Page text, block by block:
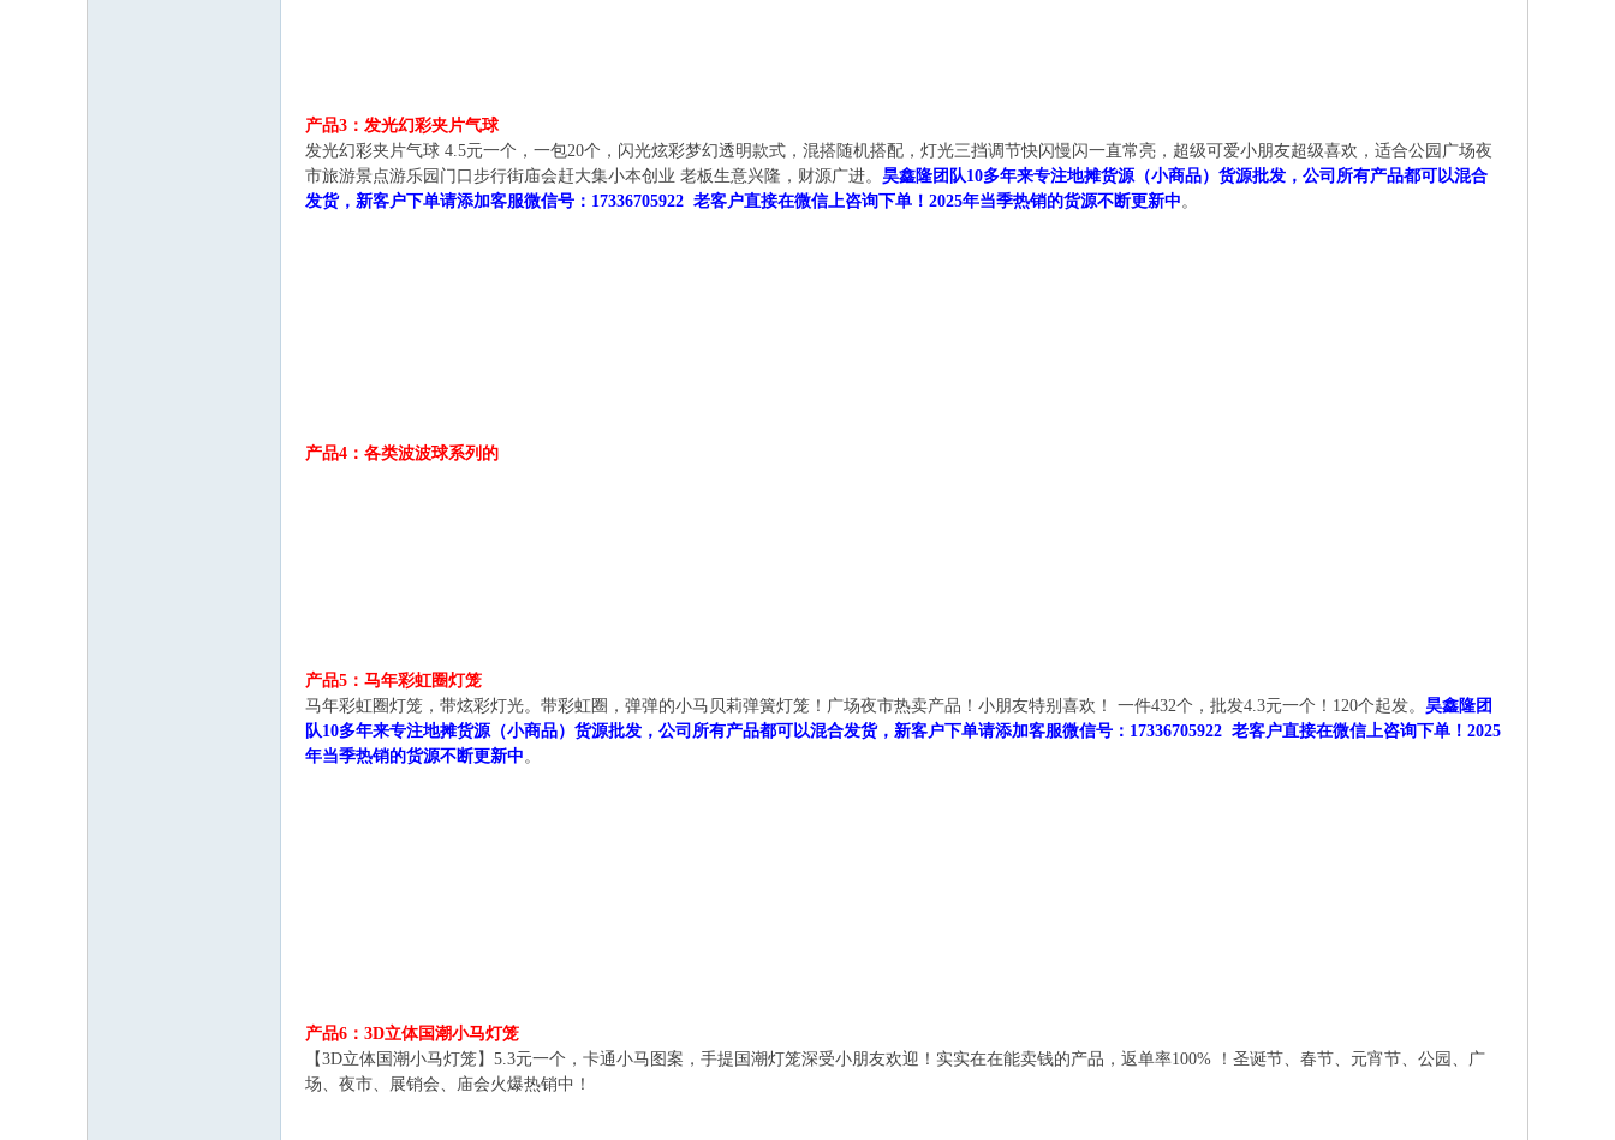
产品3：发光幻彩夹片气球
发光幻彩夹片气球 4.5元一个，一包20个，闪光炫彩梦幻透明款式，混搭随机搭配，灯光三挡调节快闪慢闪一直常亮，超级可爱小朋友超级喜欢，适合公园广场夜
市旅游景点游乐园门口步行街庙会赶大集小本创业 老板生意兴隆，财源广进。 昊鑫隆团队10多年来专注地摊货源（小商品）货源批发，公司所有产品都可以混合
发货，新客户下单请添加客服微信号：17336705922 老客户直接在微信上咨询下单！2025年当季热销的货源不断更新中。
产品4：各类波波球系列的
产品5：马年彩虹圈灯笼
马年彩虹圈灯笼，带炫彩灯光。带彩虹圈，弹弹的小马贝莉弹簧灯笼！广场夜市热卖产品！小朋友特别喜欢！ 一件432个，批发4.3元一个！120个起发。 昊鑫隆团
队10多年来专注地摊货源（小商品）货源批发，公司所有产品都可以混合发货，新客户下单请添加客服微信号：17336705922 老客户直接在微信上咨询下单！2025
年当季热销的货源不断更新中。
产品6：3D立体国潮小马灯笼
【3D立体国潮小马灯笼】5.3元一个，卡通小马图案，手提国潮灯笼深受小朋友欢迎！实实在在能卖钱的产品，返单率100% ！圣诞节、春节、元宵节、公园、广
场、夜市、展销会、庙会火爆热销中！